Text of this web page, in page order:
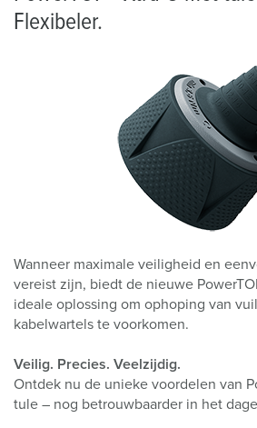
Flexibeler.
Wanneer maximale veiligheid en
vereist zijn, biedt de nieuwe
ideale oplossing om ophoping van
kabelwartels te voorkomen.
Veilig. Precies. Veelzijdig.
Ontdek nu de unieke voordelen van
tule – nog betrouwbaarder in het